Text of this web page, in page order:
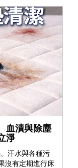
血漬與除塵
淨
汗水與各種污
沒有定期進行床